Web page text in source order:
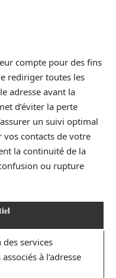
compte pour des fins
rediriger toutes les
adresse avant la
d’éviter la perte
un suivi optimal
contacts de votre
la continuité de la
ou rupture
services
à l’adresse